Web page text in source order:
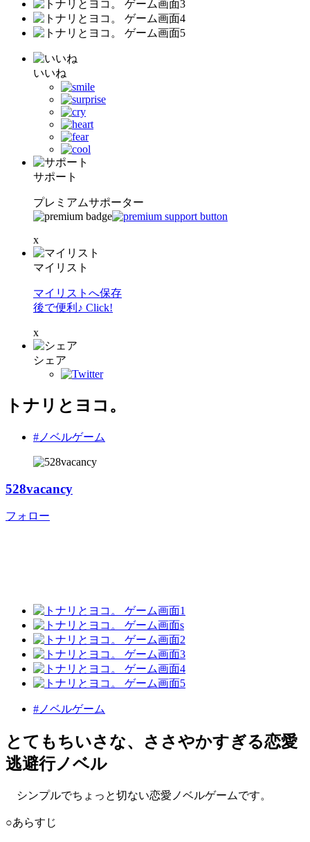
いいね
サポート
プレミアムサポーター
x
マイリスト
マイリストへ保存
後で便利♪ Click!
x
シェア
トナリとヨコ。
#ノベルゲーム
528vacancy
フォロー
#ノベルゲーム
とてもちいさな、ささやかすぎる恋愛
逃避行ノベル
シンプルでちょっと切ない恋愛ノベルゲームです。
○あらすじ